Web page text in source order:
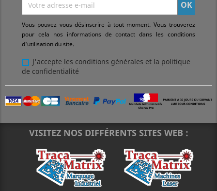
Vous pouvez vous désinscrire à tout moment. Vous trouverez
pour cela nos informations de contact dans les conditions
d'utilisation du site.
J'accepte les conditions générales et la politique
de confidentialité
VISITEZ NOS DIFFÉRENTS SITES WEB :